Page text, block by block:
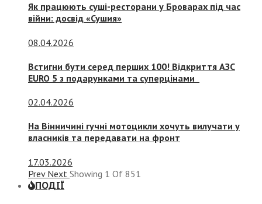
Як працюють суші-ресторани у Броварах під час
війни: досвід «Сушия»
08.04.2026
Встигни бути серед перших 100! Відкриття АЗС
EURO 5 з подарунками та суперцінами
02.04.2026
На Вінничині гучні мотоцикли хочуть вилучати у
власників та передавати на фронт
17.03.2026
Prev Next Showing 1 Of 851
ПОДІЇ